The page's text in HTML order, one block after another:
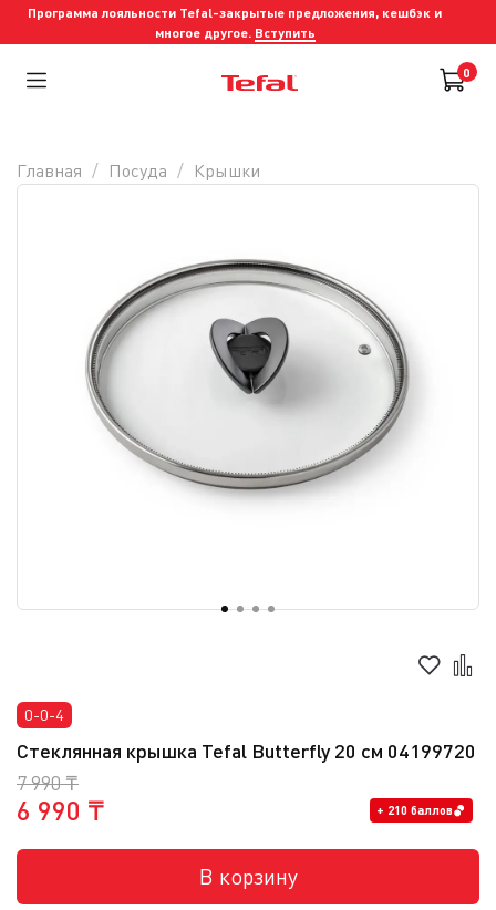
Программа лояльности Tefal-закрытые предложения, кешбэк и
многое другое. Вступить
0
0-0-4
Стеклянная крышка Tefal Butterfly 20 см 04199720
7 990 ₸
6 990 ₸ + 210 баллов
В корзину
Главная Посуда Крышки